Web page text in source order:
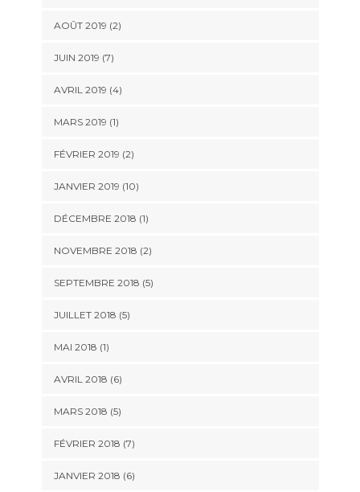
AOÛT 2019 (2)
JUIN 2019 (7)
AVRIL 2019 (4)
MARS 2019 (1)
FÉVRIER 2019 (2)
JANVIER 2019 (10)
DÉCEMBRE 2018 (1)
NOVEMBRE 2018 (2)
SEPTEMBRE 2018 (5)
JUILLET 2018 (5)
MAI 2018 (1)
AVRIL 2018 (6)
MARS 2018 (5)
FÉVRIER 2018 (7)
JANVIER 2018 (6)